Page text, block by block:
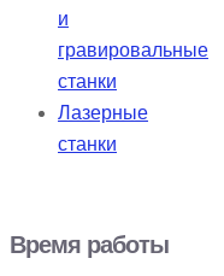
и
гравировальные
станки
Лазерные
станки
Время работы